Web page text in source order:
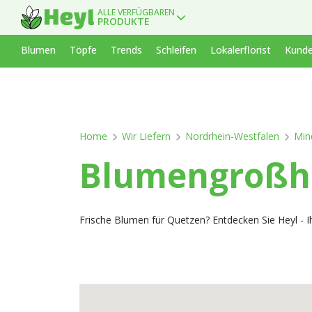
ALLE VERFÜGBAREN
PRODUKTE
Blumen Töpfe Trends Schleifen Lokalerflorist
Home Wir Liefern Nordrhein-Westfalen
Frische Blumen für Quetzen? Entdecken Sie Heyl